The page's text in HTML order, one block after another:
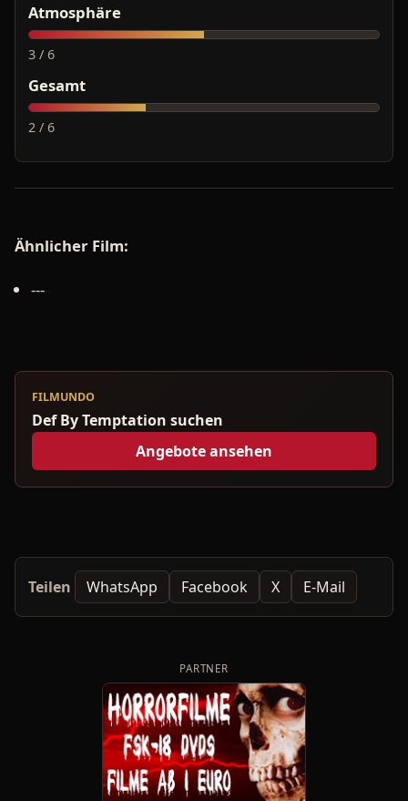
Atmosphäre
3 / 6
Gesamt
2 / 6
Ähnlicher Film:
---
FILMUNDO
Def By Temptation suchen
Angebote ansehen
Teilen WhatsApp Facebook X E-Mail
PARTNER